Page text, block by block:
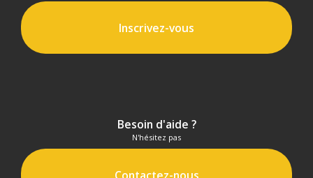
Inscrivez-vous
Besoin d'aide ?
N'hésitez pas